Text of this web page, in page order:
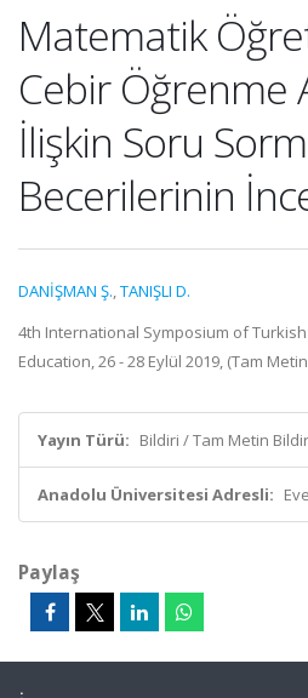
Matematik
Cebir Öğrenme
İlişkin Soru
Becerilerinin
DANİŞMAN Ş.,TANIŞLI D.
4th International Symposium of
Education, 26 - 28 Eylül 2019, (Tam
Yayın Türü: Bildiri / Tam Metin
Anadolu Üniversitesi Adresli:
Paylaş